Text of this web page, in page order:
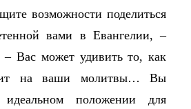
возможности поделиться
вами в Евангелии, –
– Вас может удивить то, как
на ваши молитвы… Вы
идеальном положении для